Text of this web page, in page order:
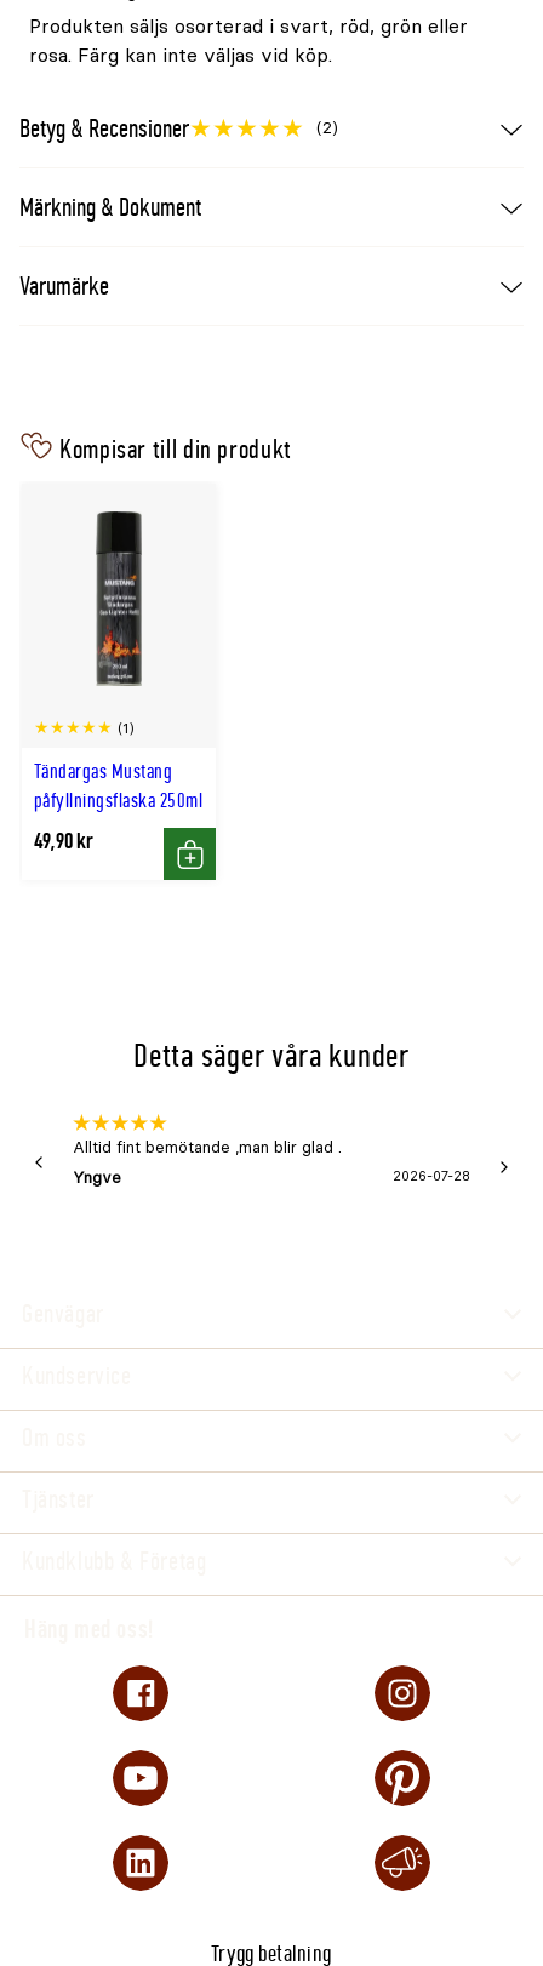
Produkten säljs osorterad i svart, röd, grön eller
rosa. Färg kan inte väljas vid köp.
Betyg & Recensioner (2)
Märkning & Dokument
Varumärke
Kompisar till din produkt
Tändargas Mustang
påfyllningsflaska 250ml
(1)
49,90 kr
Köp
Detta säger våra kunder
Alltid fint bemötande ,man blir glad .
Yngve
2026-07-28
Trygg betalning